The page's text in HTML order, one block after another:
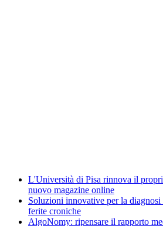
L'Università di Pisa rinnova il
nuovo magazine online
Soluzioni innovative per la
ferite croniche
AlgoNomy: ripensare il rapporto